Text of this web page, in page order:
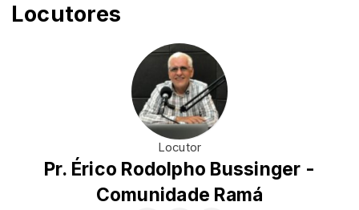
Locutores
Locutor
Pr. Érico Rodolpho Bussinger -
Comunidade Ramá